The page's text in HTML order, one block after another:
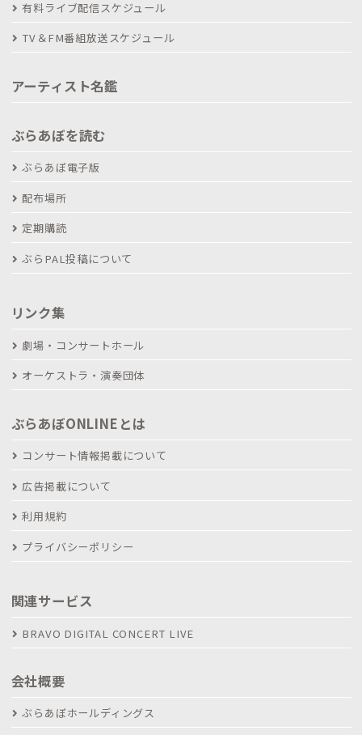
有料ライブ配信スケジュール
TV＆FM番組放送スケジュール
アーティスト名鑑
ぶらあぼを読む
ぶらあぼ電子版
配布場所
定期購読
ぶらPAL投稿について
リンク集
劇場・コンサートホール
オーケストラ・演奏団体
ぶらあぼONLINEとは
コンサート情報掲載について
広告掲載について
利用規約
プライバシーポリシー
関連サービス
BRAVO DIGITAL CONCERT LIVE
会社概要
ぶらあぼホールディングス